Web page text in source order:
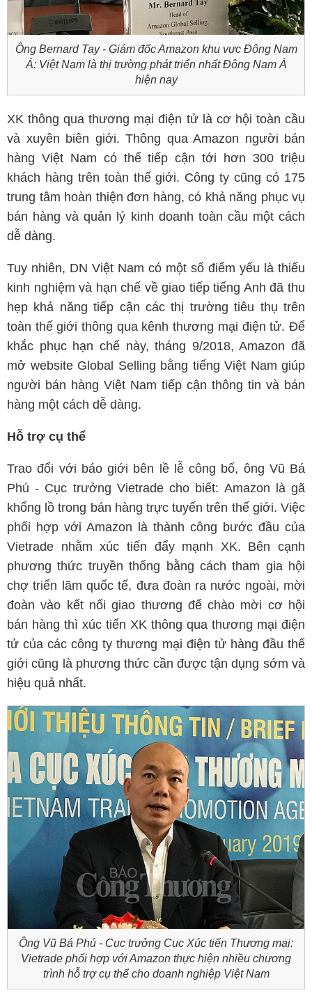
Ông Bernard Tay - Giám đốc Amazon khu vực Đông Nam
Á: Việt Nam là thị trường phát triển nhất Đông Nam Á
hiện nay
XK thông qua thương mại điện tử là cơ hội toàn cầu
và xuyên biên giới. Thông qua Amazon người bán
hàng Việt Nam có thể tiếp cận tới hơn 300 triệu
khách hàng trên toàn thế giới. Công ty cũng có 175
trung tâm hoàn thiện đơn hàng, có khả năng phục vụ
bán hàng và quản lý kinh doanh toàn cầu một cách
dễ dàng.
Tuy nhiên, DN Việt Nam có một số điểm yếu là thiếu
kinh nghiệm và hạn chế về giao tiếp tiếng Anh đã thu
hẹp khả năng tiếp cận các thị trường tiêu thụ trên
toàn thế giới thông qua kênh thương mại điện tử. Để
khắc phục hạn chế này, tháng 9/2018, Amazon đã
mở website Global Selling bằng tiếng Việt Nam giúp
người bán hàng Việt Nam tiếp cận thông tin và bán
hàng một cách dễ dàng.
Hỗ trợ cụ thể
Trao đổi với báo giới bên lề lễ công bố, ông Vũ Bá
Phú - Cục trưởng Vietrade cho biết: Amazon là gã
khổng lồ trong bán hàng trực tuyến trên thế giới. Việc
phối hợp với Amazon là thành công bước đầu của
Vietrade nhằm xúc tiến đẩy mạnh XK. Bên cạnh
phương thức truyền thống bằng cách tham gia hội
chợ triển lãm quốc tế, đưa đoàn ra nước ngoài, mời
đoàn vào kết nối giao thương để chào mời cơ hội
bán hàng thì xúc tiến XK thông qua thương mại điện
tử của các công ty thương mại điện tử hàng đầu thế
giới cũng là phương thức cần được tận dụng sớm và
hiệu quả nhất.
Ông Vũ Bá Phú - Cục trưởng Cục Xúc tiến Thương mại:
Vietrade phối hợp với Amazon thực hiện nhiều chương
trình hỗ trợ cụ thể cho doanh nghiệp Việt Nam